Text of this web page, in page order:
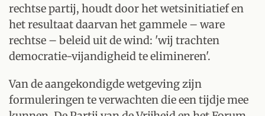
rechtse partij, houdt door het wetsinitiatief en
het resultaat daarvan het gammele – ware
rechtse – beleid uit de wind: 'wij trachten
democratie-vijandigheid te elimineren'.
Van de aangekondigde wetgeving zijn
formuleringen te verwachten die een tijdje mee